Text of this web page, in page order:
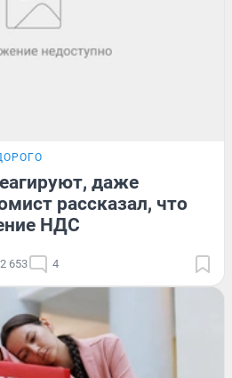
даже
рассказал, что
НДС
2 653 4